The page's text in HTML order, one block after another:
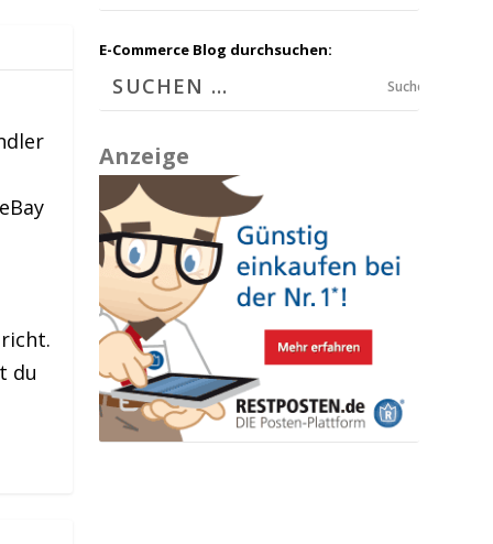
du
E-Commerce Blog durchsuchen:
Suchen
Anzeige